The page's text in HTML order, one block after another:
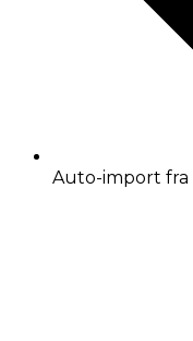
Auto-import fra